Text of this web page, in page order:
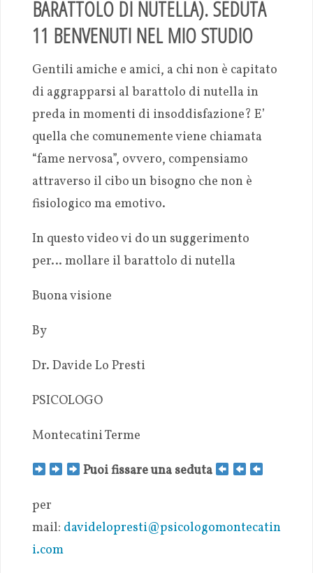
BARATTOLO DI NUTELLA). SEDUTA
11 BENVENUTI NEL MIO STUDIO
Gentili amiche e amici, a chi non è capitato
di aggrapparsi al barattolo di nutella in
preda in momenti di insoddisfazione? E’
quella che comunemente viene chiamata
“fame nervosa”, ovvero, compensiamo
attraverso il cibo un bisogno che non è
fisiologico ma emotivo.
In questo video vi do un suggerimento
per… mollare il barattolo di nutella
Buona visione
By
Dr. Davide Lo Presti
PSICOLOGO
Montecatini Terme
Puoi fissare una seduta
per
mail: davidelopresti@psicologomontecatin
i.com